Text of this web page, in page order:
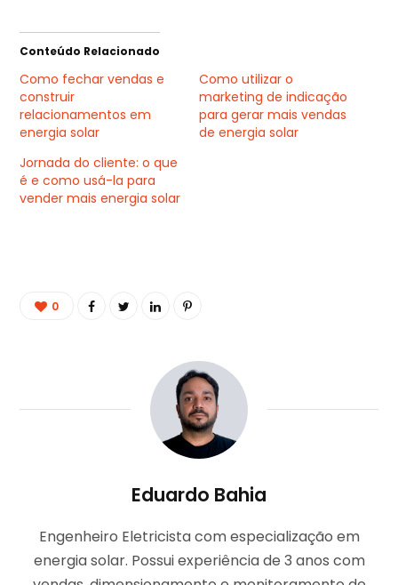
Conteúdo Relacionado
Como fechar vendas e
construir
relacionamentos em
energia solar
Como utilizar o
marketing de indicação
para gerar mais vendas
de energia solar
Jornada do cliente: o que
é e como usá-la para
vender mais energia solar
0
Eduardo Bahia
Engenheiro Eletricista com especialização em
energia solar. Possui experiência de 3 anos com